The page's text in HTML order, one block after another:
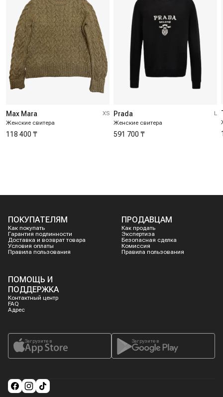
Max Mara
Женские свитера
XS
118 400 ₸
Prada
Женские свитера
L
591 700 ₸
ПОКУПАТЕЛЯМ
Как покупать
Гарантия подлинности
Доставка и возврат товара
Условия оплаты
Правила пользования
ПРОДАВЦАМ
Как продать
Экспертиза
Безопасная сделка
Комиссия
Правила пользования
ПОМОЩЬ И
ПОДДЕРЖКА
Контактный центр
FAQ
Адрес
Загрузите в Загрузите в